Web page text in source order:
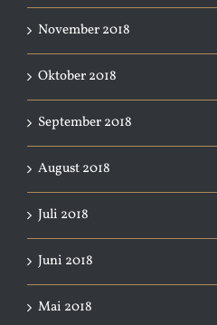
November 2018
Oktober 2018
September 2018
August 2018
Juli 2018
Juni 2018
Mai 2018